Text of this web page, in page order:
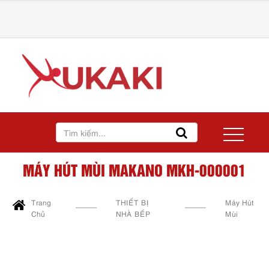
MÁY HÚT MÙI MAKANO MKH-000001
Trang
Chủ
THIẾT BỊ
NHÀ BẾP
Máy Hút
Mùi